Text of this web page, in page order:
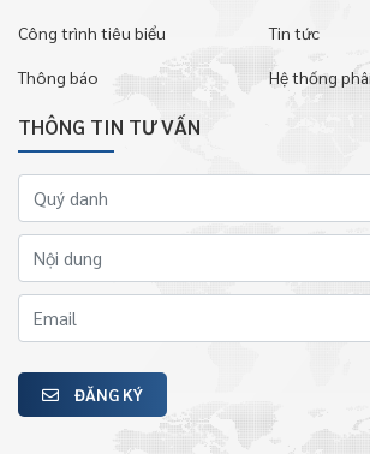
Công trình tiêu biểu Tin tức
Thông báo Hệ thống
THÔNG TIN TƯ VẤN
ĐĂNG KÝ